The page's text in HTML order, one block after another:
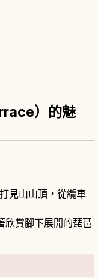
）的魅
見山山頂，從纜車
欣賞腳下展開的琵琶